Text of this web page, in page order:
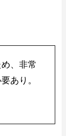
、非常
あり。